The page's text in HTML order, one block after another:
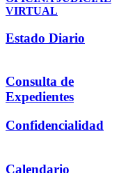
VIRTUAL
Estado Diario
Consulta de
Expedientes
Confidencialidad
Calendario